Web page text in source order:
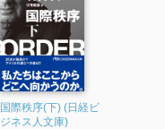
国際秩序(下) (日経ビ
ジネス人文庫)